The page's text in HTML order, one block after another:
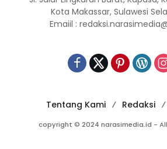
Kota Makassar, Sulawesi
Emaiil :
Tentang Kami Redaksi
copyright © 2024 narasimedia.id - All